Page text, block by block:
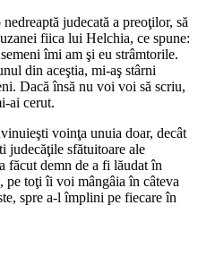
judecată a preoţilor, să
fiica lui Helchia, ce spune:
îmi am şi eu strâmtorile.
din aceştia, mi-aş stârni
Dacă însă nu voi voi să scriu,
ai cerut.
voinţa unuia doar, decât
judecăţile sfătuitoare ale
făcut demn de a fi lăudat în
toţi îi voi mângâia în câteva
spre a-l împlini pe fiecare în